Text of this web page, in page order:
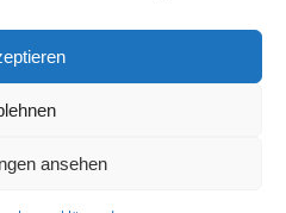
ansehen
beiden Mannschaften